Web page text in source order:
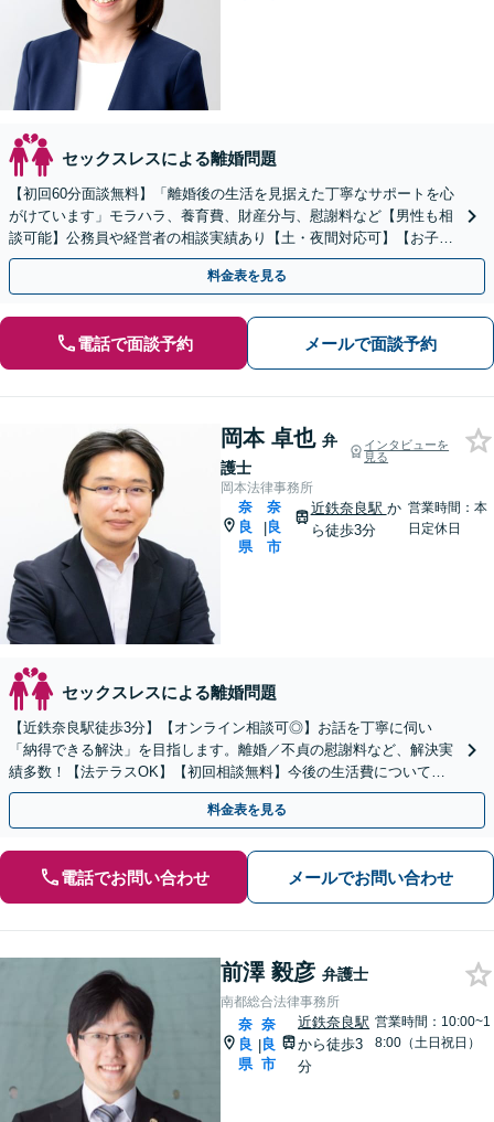
セックスレスによる離婚問題
【初回60分面談無料】「離婚後の生活を見据えた丁寧なサポートを心
がけています」モラハラ、養育費、財産分与、慰謝料など【男性も相
談可能】公務員や経営者の相談実績あり【土・夜間対応可】【お子様
連れOK】
料金表を見る
電話で面談予約 メールで面談予約
岡本 卓也 弁
護士
インタビューを
見る
岡本法律事務所
奈
良
県
|
奈
良
市
近鉄奈良駅 か
ら徒歩3分
営業時間：本
日定休日
セックスレスによる離婚問題
【近鉄奈良駅徒歩3分】【オンライン相談可◎】お話を丁寧に伺い
「納得できる解決」を目指します。離婚／不貞の慰謝料など、解決実
績多数！【法テラスOK】【初回相談無料】今後の生活費について不
安な方、まずはお電話ください。
料金表を見る
電話でお問い合わせ メールでお問い合わせ
前澤 毅彦 弁護士
南都総合法律事務所
奈
良
県
|
奈
良
市
近鉄奈良駅
から徒歩3
分
営業時間：10:00~1
8:00（土日祝日）